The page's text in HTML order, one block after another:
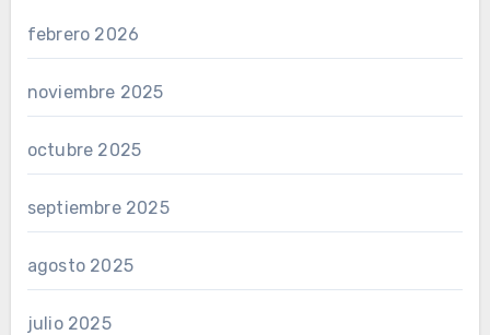
febrero 2026
noviembre 2025
octubre 2025
septiembre 2025
agosto 2025
julio 2025